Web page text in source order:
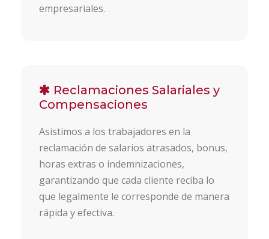
empresariales.
Reclamaciones Salariales y
Compensaciones
Asistimos a los trabajadores en la
reclamación de salarios atrasados, bonus,
horas extras o indemnizaciones,
garantizando que cada cliente reciba lo
que legalmente le corresponde de manera
rápida y efectiva.